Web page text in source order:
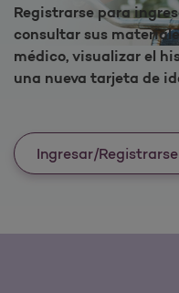
Registrarse para
consultar sus
médico, visualizar el
una nueva tarjeta de
Ingresar/Registrarse